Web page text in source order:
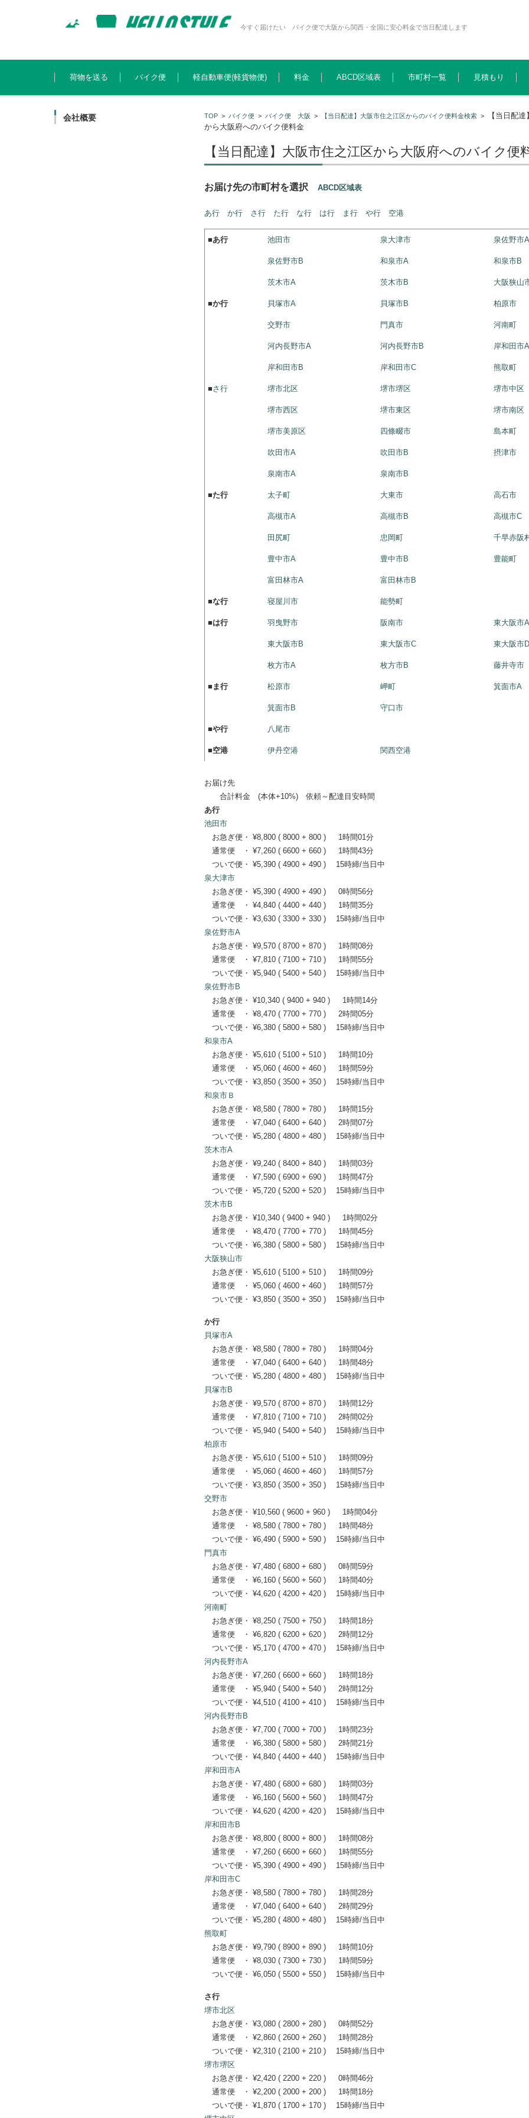
今すぐ届けたい バイク便で大阪から関西・全国に安心料金で当日配達します
コンテンツに移動
荷物を送る
バイク便 軽自動車便(軽貨物便) 料金 ABCD区域表 市町村一覧 見積もり
TOP > バイク便 > バイク便 大阪 > 【当日配達】大阪市住之江区からのバイク便料金検索 >
【当日配
から大阪府へのバイク便料金
【当日配達】大阪市住之江区から大阪府へのバイク便
お届け先の市町村を選択ABCD区域表
あ行 か行 さ行 た行 な行 は行 ま行 や行 空港
■あ行 池田市 泉大津市 泉佐野市A
泉佐野市B 和泉市A 和泉市B
茨木市A 茨木市B 大阪狭山
■か行 貝塚市A 貝塚市B 柏原市
交野市 門真市 河南町
河内長野市A 河内長野市B 岸和田市A
岸和田市B 岸和田市C 熊取町
■さ行 堺市北区 堺市堺区 堺市中区
堺市西区 堺市東区 堺市南区
堺市美原区 四條畷市 島本町
吹田市A 吹田市B 摂津市
泉南市A 泉南市B
■た行 太子町 大東市 高石市
高槻市A 高槻市B 高槻市C
田尻町 忠岡町 千早赤阪
豊中市A 豊中市B 豊能町
富田林市A 富田林市B
■な行 寝屋川市 能勢町
■は行 羽曳野市 阪南市 東大阪市A
東大阪市B 東大阪市C 東大阪市D
枚方市A 枚方市B 藤井寺市
■ ま行 松原市 岬町 箕面市A
箕面市B 守口市
■や行 八尾市
■空港 伊丹空港 関西空港
お届け先
合計料金 (本体+10%) 依頼～配達目安時間
あ行
池田市
お急ぎ便・ ¥8,800 ( 8000 + 800 ) 1時間01分
通常便 ・ ¥7,260 ( 6600 + 660 ) 1時間43分
ついで便・ ¥5,390 ( 4900 + 490 ) 15時締/当日中
泉大津市
お急ぎ便・ ¥5,390 ( 4900 + 490 ) 0時間56分
通常便 ・ ¥4,840 ( 4400 + 440 ) 1時間35分
ついで便・ ¥3,630 ( 3300 + 330 ) 15時締/当日中
泉佐野市A
お急ぎ便・ ¥9,570 ( 8700 + 870 ) 1時間08分
通常便 ・ ¥7,810 ( 7100 + 710 ) 1時間55分
ついで便・ ¥5,940 ( 5400 + 540 ) 15時締/当日中
泉佐野市B
お急ぎ便・ ¥10,340 ( 9400 + 940 ) 1時間14分
通常便 ・ ¥8,470 ( 7700 + 770 ) 2時間05分
ついで便・ ¥6,380 ( 5800 + 580 ) 15時締/当日中
和泉市A
お急ぎ便・ ¥5,610 ( 5100 + 510 ) 1時間10分
通常便 ・ ¥5,060 ( 4600 + 460 ) 1時間59分
ついで便・ ¥3,850 ( 3500 + 350 ) 15時締/当日中
和泉市Ｂ
お急ぎ便・ ¥8,580 ( 7800 + 780 ) 1時間15分
通常便 ・ ¥7,040 ( 6400 + 640 ) 2時間07分
ついで便・ ¥5,280 ( 4800 + 480 ) 15時締/当日中
茨木市A
お急ぎ便・ ¥9,240 ( 8400 + 840 ) 1時間03分
通常便 ・ ¥7,590 ( 6900 + 690 ) 1時間47分
ついで便・ ¥5,720 ( 5200 + 520 ) 15時締/当日中
茨木市B
お急ぎ便・ ¥10,340 ( 9400 + 940 ) 1時間02分
通常便 ・ ¥8,470 ( 7700 + 770 ) 1時間45分
ついで便・ ¥6,380 ( 5800 + 580 ) 15時締/当日中
大阪狭山市
お急ぎ便・ ¥5,610 ( 5100 + 510 ) 1時間09分
通常便 ・ ¥5,060 ( 4600 + 460 ) 1時間57分
ついで便・ ¥3,850 ( 3500 + 350 ) 15時締/当日中
か行
貝塚市A
お急ぎ便・ ¥8,580 ( 7800 + 780 ) 1時間04分
通常便 ・ ¥7,040 ( 6400 + 640 ) 1時間48分
ついで便・ ¥5,280 ( 4800 + 480 ) 15時締/当日中
貝塚市B
お急ぎ便・ ¥9,570 ( 8700 + 870 ) 1時間12分
通常便 ・ ¥7,810 ( 7100 + 710 ) 2時間02分
ついで便・ ¥5,940 ( 5400 + 540 ) 15時締/当日中
柏原市
お急ぎ便・ ¥5,610 ( 5100 + 510 ) 1時間09分
通常便 ・ ¥5,060 ( 4600 + 460 ) 1時間57分
ついで便・ ¥3,850 ( 3500 + 350 ) 15時締/当日中
交野市
お急ぎ便・ ¥10,560 ( 9600 + 960 ) 1時間04分
通常便 ・ ¥8,580 ( 7800 + 780 ) 1時間48分
ついで便・ ¥6,490 ( 5900 + 590 ) 15時締/当日中
門真市
お急ぎ便・ ¥7,480 ( 6800 + 680 ) 0時間59分
通常便 ・ ¥6,160 ( 5600 + 560 ) 1時間40分
ついで便・ ¥4,620 ( 4200 + 420 ) 15時締/当日中
河南町
お急ぎ便・ ¥8,250 ( 7500 + 750 ) 1時間18分
通常便 ・ ¥6,820 ( 6200 + 620 ) 2時間12分
ついで便・ ¥5,170 ( 4700 + 470 ) 15時締/当日中
河内長野市A
お急ぎ便・ ¥7,260 ( 6600 + 660 ) 1時間18分
通常便 ・ ¥5,940 ( 5400 + 540 ) 2時間12分
ついで便・ ¥4,510 ( 4100 + 410 ) 15時締/当日中
河内長野市B
お急ぎ便・ ¥7,700 ( 7000 + 700 ) 1時間23分
通常便 ・ ¥6,380 ( 5800 + 580 ) 2時間21分
ついで便・ ¥4,840 ( 4400 + 440 ) 15時締/当日中
岸和田市A
お急ぎ便・ ¥7,480 ( 6800 + 680 ) 1時間03分
通常便 ・ ¥6,160 ( 5600 + 560 ) 1時間47分
ついで便・ ¥4,620 ( 4200 + 420 ) 15時締/当日中
岸和田市B
お急ぎ便・ ¥8,800 ( 8000 + 800 ) 1時間08分
通常便 ・ ¥7,260 ( 6600 + 660 ) 1時間55分
ついで便・ ¥5,390 ( 4900 + 490 ) 15時締/当日中
岸和田市C
お急ぎ便・ ¥8,580 ( 7800 + 780 ) 1時間28分
通常便 ・ ¥7,040 ( 6400 + 640 ) 2時間29分
ついで便・ ¥5,280 ( 4800 + 480 ) 15時締/当日中
熊取町
お急ぎ便・ ¥9,790 ( 8900 + 890 ) 1時間10分
通常便 ・ ¥8,030 ( 7300 + 730 ) 1時間59分
ついで便・ ¥6,050 ( 5500 + 550 ) 15時締/当日中
さ行
堺市北区
お急ぎ便・ ¥3,080 ( 2800 + 280 ) 0時間52分
通常便 ・ ¥2,860 ( 2600 + 260 ) 1時間28分
ついで便・ ¥2,310 ( 2100 + 210 ) 15時締/当日中
堺市堺区
お急ぎ便・ ¥2,420 ( 2200 + 220 ) 0時間46分
通常便 ・ ¥2,200 ( 2000 + 200 ) 1時間18分
ついで便・ ¥1,870 ( 1700 + 170 ) 15時締/当日中
会社概要